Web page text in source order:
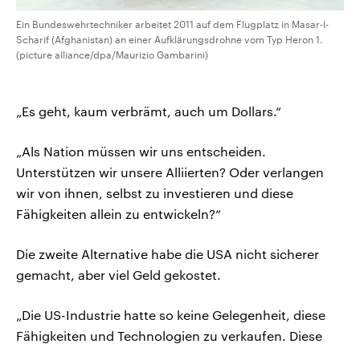
Ein Bundeswehrtechniker arbeitet 2011 auf dem Flugplatz in Masar-I-
Scharif (Afghanistan) an einer Aufklärungsdrohne vom Typ Heron 1.
(picture alliance/dpa/Maurizio Gambarini)
„Es geht, kaum verbrämt, auch um Dollars.“
„Als Nation müssen wir uns entscheiden.
Unterstützen wir unsere Alliierten? Oder verlangen
wir von ihnen, selbst zu investieren und diese
Fähigkeiten allein zu entwickeln?“
Die zweite Alternative habe die USA nicht sicherer
gemacht, aber viel Geld gekostet.
„Die US-Industrie hatte so keine Gelegenheit, diese
Fähigkeiten und Technologien zu verkaufen. Diese